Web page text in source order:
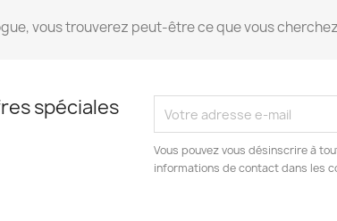
vous trouverez peut-être ce que vous
spéciales
Vous pouvez vous désinscrire à
informations de contact dans les